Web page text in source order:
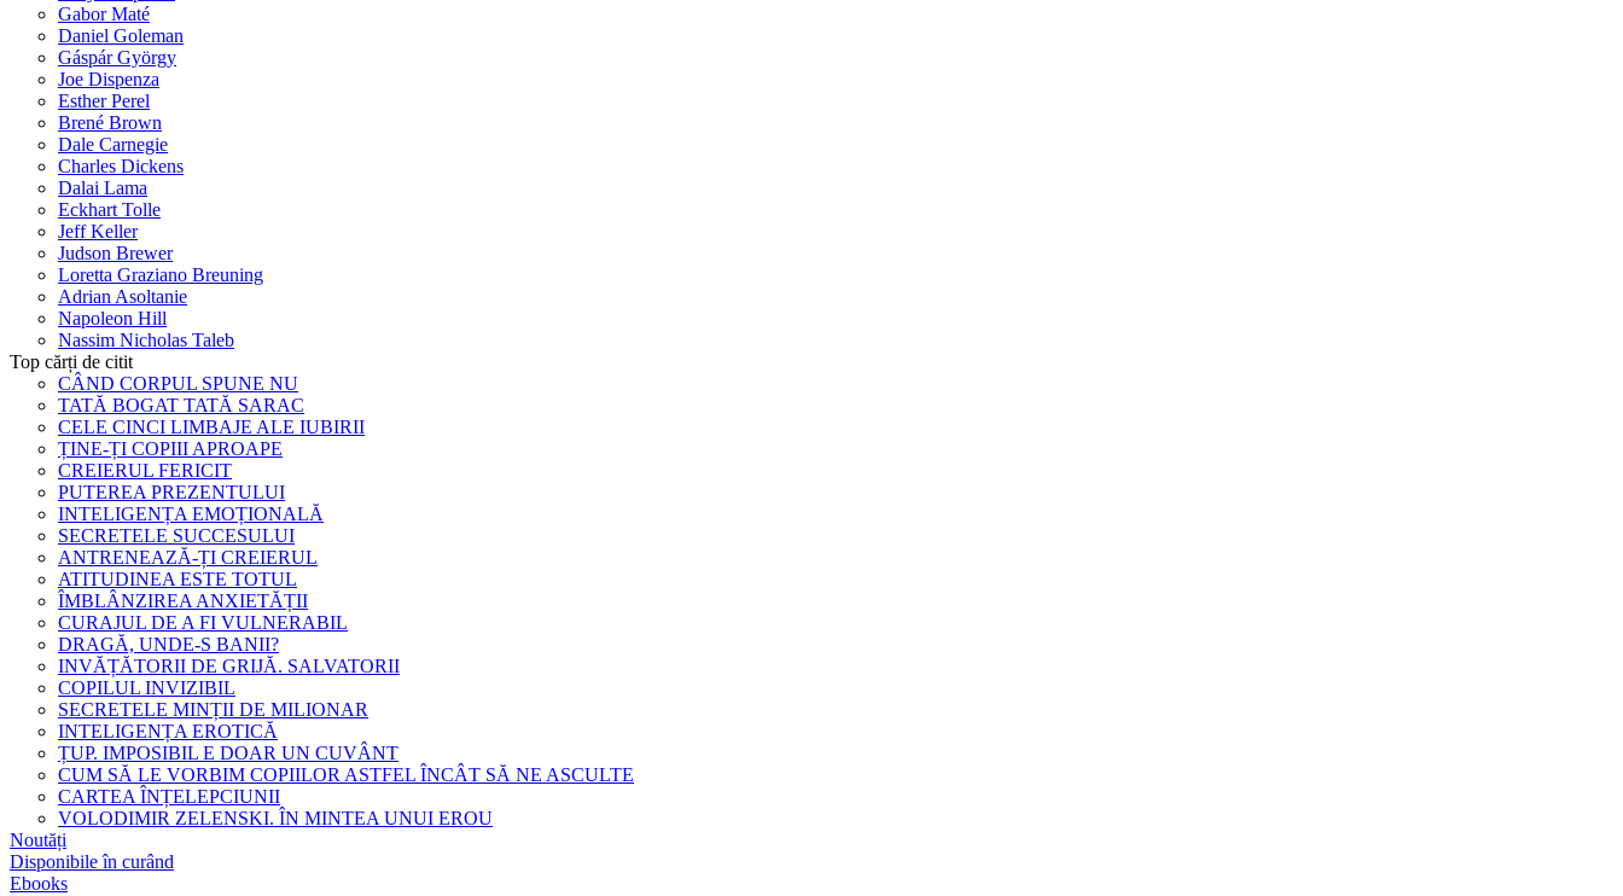
Gabor Maté
Daniel Goleman
Gáspár György
Joe Dispenza
Esther Perel
Brené Brown
Dale Carnegie
Charles Dickens
Dalai Lama
Eckhart Tolle
Jeff Keller
Judson Brewer
Loretta Graziano Breuning
Adrian Asoltanie
Napoleon Hill
Nassim Nicholas Taleb
Top cărți de citit
CÂND CORPUL SPUNE NU
TATĂ BOGAT TATĂ SARAC
CELE CINCI LIMBAJE ALE IUBIRII
ȚINE-ȚI COPIII APROAPE
CREIERUL FERICIT
PUTEREA PREZENTULUI
INTELIGENȚA EMOȚIONALĂ
SECRETELE SUCCESULUI
ANTRENEAZĂ-ȚI CREIERUL
ATITUDINEA ESTE TOTUL
ÎMBLÂNZIREA ANXIETĂȚII
CURAJUL DE A FI VULNERABIL
DRAGĂ, UNDE-S BANII?
INVĂȚĂTORII DE GRIJĂ. SALVATORII
COPILUL INVIZIBIL
SECRETELE MINȚII DE MILIONAR
INTELIGENȚA EROTICĂ
ȚUP. IMPOSIBIL E DOAR UN CUVÂNT
CUM SĂ LE VORBIM COPIILOR ASTFEL ÎNCÂT SĂ NE ASCULTE
CARTEA ÎNȚELEPCIUNII
VOLODIMIR ZELENSKI. ÎN MINTEA UNUI EROU
Noutăți
Disponibile în curând
Ebooks